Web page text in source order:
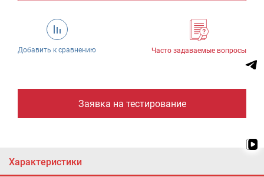
Добавить к сравнению Часто задаваемые вопросы
Заявка на тестирование
Характеристики